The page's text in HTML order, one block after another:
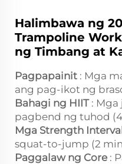
Halimbawa ng
Trampoline
ng Timbang at
Pagpapainit : Mga
ang pag-ikot ng
Bahagi ng HIIT :
pagbend ng tuhod
Mga Strength Interval
squat-to-jump (2
Paggalaw ng Core :